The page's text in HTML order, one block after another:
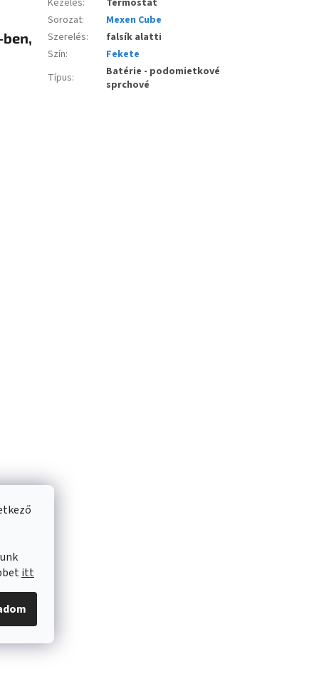
itt
Sorozat:
Mexen Cube
Szerelés:
falsík alatti
Szín:
Fekete
Típus:
Batérie - podomietkové
sprchové